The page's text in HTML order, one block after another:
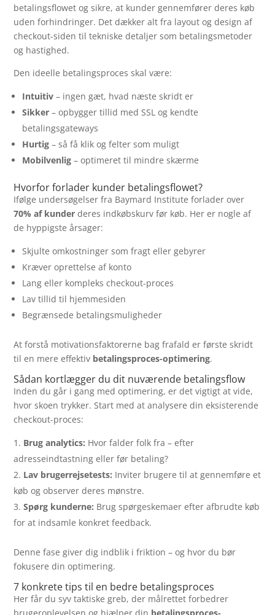
betalingsflowet og sikre, at kunder gennemfører deres køb
uden forhindringer. Det dækker alt fra layout og design af
checkout-siden til tekniske detaljer som betalingsmetoder
og hastighed.
Den ideelle betalingsproces skal være:
Intuitiv – ingen gæt, hvad næste skridt er
Sikker – opbygger tillid med SSL og kendte
betalingsgateways
Hurtig – så få klik og felter som muligt
Mobilvenlig – optimeret til mindre skærme
Hvorfor forlader kunder betalingsflowet?
Ifølge undersøgelser fra Baymard Institute forlader over
70% af kunder deres indkøbskurv før køb. Her er nogle af
de hyppigste årsager:
Skjulte omkostninger som fragt eller gebyrer
Kræver oprettelse af konto
Lang eller kompleks checkout-proces
Lav tillid til hjemmesiden
Begrænsede betalingsmuligheder
At forstå motivationsfaktorerne bag frafald er første skridt
til en mere effektiv betalingsproces-optimering.
Sådan kortlægger du dit nuværende betalingsflow
Inden du går i gang med optimering, er det vigtigt at vide,
hvor skoen trykker. Start med at analysere din eksisterende
checkout-proces:
Brug analytics: Hvor falder folk fra – efter
adresseindtastning eller før betaling?
Lav brugerrejsetests: Inviter brugere til at gennemføre et
køb og observer deres mønstre.
Spørg kunderne: Brug spørgeskemaer efter afbrudte køb
for at indsamle konkret feedback.
Denne fase giver dig indblik i friktion – og hvor du bør
fokusere din optimering.
7 konkrete tips til en bedre betalingsproces
Her får du syv taktiske greb, der målrettet forbedrer